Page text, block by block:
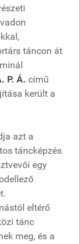
táncon át
P. Á. című
került a
azt a
táncképzés
egy
eltérő
tánc
meg, és a